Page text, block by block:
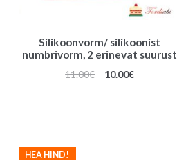
Silikoonvorm/ silikoonist
numbrivorm, 2 erinevat suurust
11.00€
Algne
10.00€Praegune
HEA HIND!